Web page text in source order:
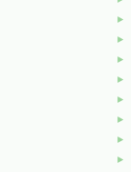
►
►
►
►
►
►
►
►